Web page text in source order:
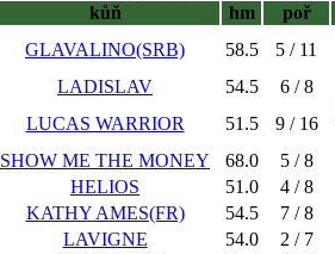
kůň hm poř
GLAVALINO(SRB) 58.5 5 / 11
LADISLAV 54.5 6 / 8
LUCAS WARRIOR 51.5 9 / 16
SHOW ME THE MONEY 68.0 5 / 8
HELIOS 51.0 4 / 8
KATHY AMES(FR) 54.5 7 / 8
LAVIGNE 54.0 2 / 7